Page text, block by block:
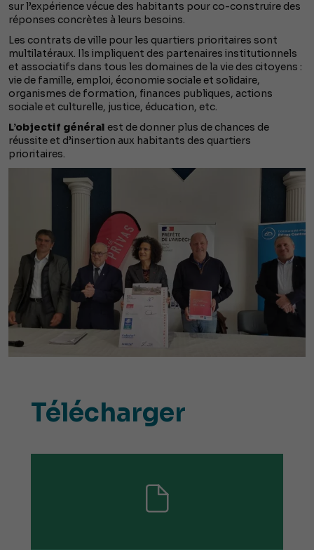
sur l’expérience vécue des habitants pour co-construire des
réponses concrètes à leurs besoins.
Les contrats de ville pour les quartiers prioritaires sont
multilatéraux. Ils impliquent des partenaires institutionnels
et associatifs dans tous les domaines de la vie des citoyens :
vie de famille, emploi, économie sociale et solidaire,
organismes de formation, finances publiques, actions
sociale et culturelle, justice, éducation, etc.
L’objectif général est de donner plus de chances de
réussite et d’insertion aux habitants des quartiers
prioritaires.
Télécharger